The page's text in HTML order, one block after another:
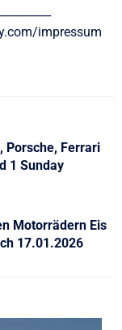
impressum
Porsche, Ferrari
1 Sunday
Motorrädern Eis
17.01.2026